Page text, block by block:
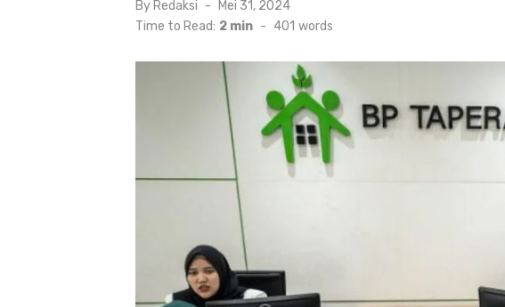
By Redaksi
Posted
on
Mei 31, 2024
Time to Read: 2 min - 401 words